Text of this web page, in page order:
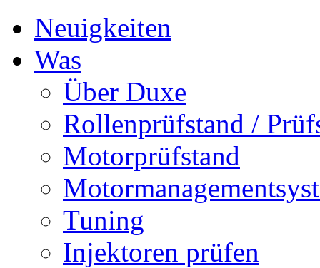
Neuigkeiten
Was
Über Duxe
Rollenprüfstand /
Motorprüfstand
Tuning
Injektoren prüfen